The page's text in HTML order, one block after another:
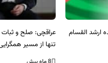
عراقچی: صلح و ثبات افغانستان
تنها از مسیر همگرایی منطقه‌ای